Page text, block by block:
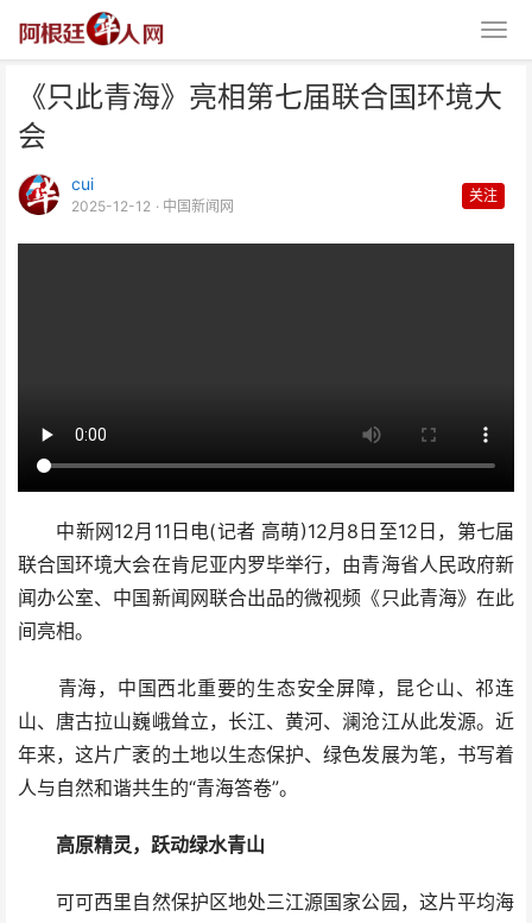
《只此青海》亮相第七届联合国环境大
会
cui
2025-12-12 · 中国新闻网
关注
中新网12月11日电(记者 高萌)12月8日至12日，第七届
联合国环境大会在肯尼亚内罗毕举行，由青海省人民政府新
闻办公室、中国新闻网联合出品的微视频《只此青海》在此
间亮相。
青海，中国西北重要的生态安全屏障，昆仑山、祁连
山、唐古拉山巍峨耸立，长江、黄河、澜沧江从此发源。近
年来，这片广袤的土地以生态保护、绿色发展为笔，书写着
人与自然和谐共生的“青海答卷”。
高原精灵，跃动绿水青山
可可西里自然保护区地处三江源国家公园，这片平均海